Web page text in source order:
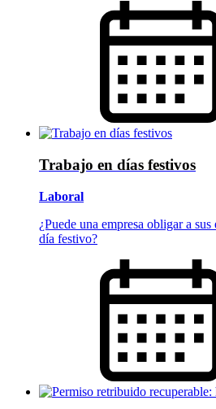
Trabajo en días festivos
Laboral
¿Puede una empresa obligar a
día festivo?